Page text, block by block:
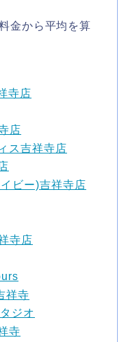
金から平均を算
寺店
店
ス吉祥寺店
ビー)吉祥寺店
寺店
祥寺
ジオ
寺